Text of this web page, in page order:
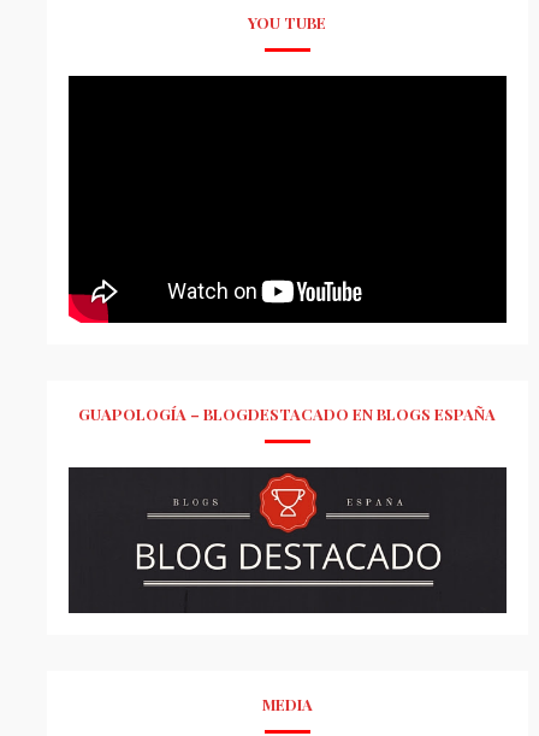
YOU TUBE
GUAPOLOGÍA – BLOGDESTACADO EN BLOGS ESPAÑA
MEDIA